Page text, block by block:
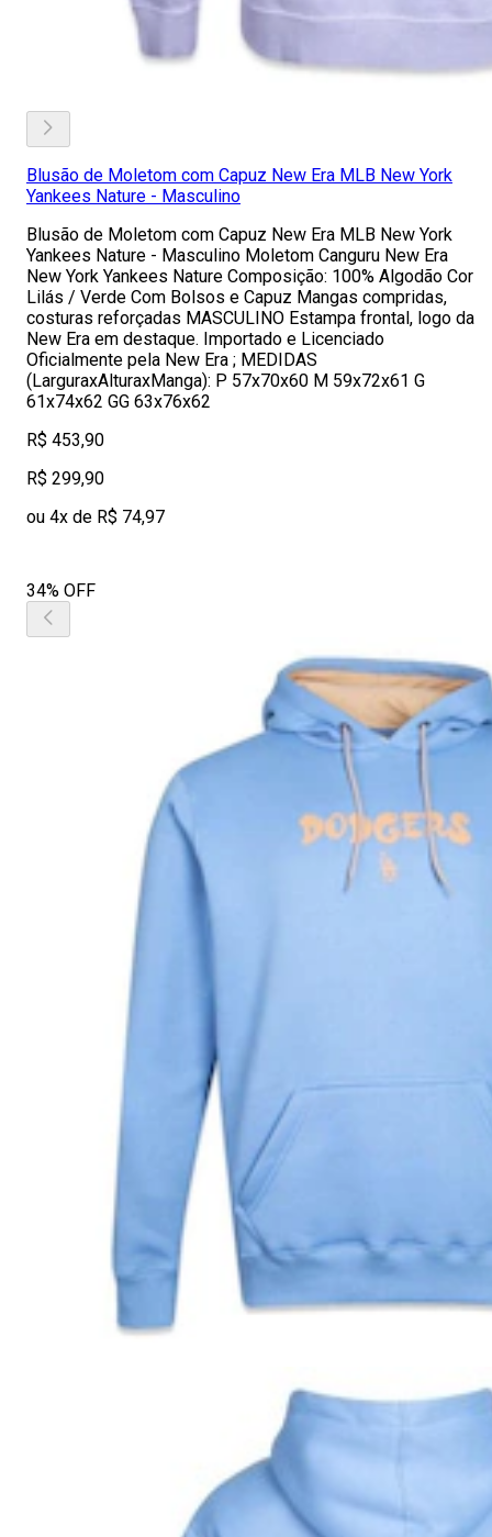
Blusão de Moletom com Capuz New Era MLB New York
Yankees Nature - Masculino
Blusão de Moletom com Capuz New Era MLB New York
Yankees Nature - Masculino Moletom Canguru New Era
New York Yankees Nature Composição: 100% Algodão Cor
Lilás / Verde Com Bolsos e Capuz Mangas compridas,
costuras reforçadas MASCULINO Estampa frontal, logo da
New Era em destaque. Importado e Licenciado
Oficialmente pela New Era ; MEDIDAS
(LarguraxAlturaxManga): P 57x70x60 M 59x72x61 G
61x74x62 GG 63x76x62
R$ 453,90
R$ 299,90
ou 4x de R$ 74,97
34% OFF